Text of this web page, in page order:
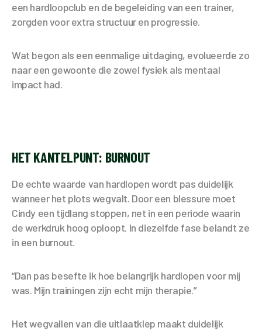
een hardloopclub en de begeleiding van een trainer,
zorgden voor extra structuur en progressie.
Wat begon als een eenmalige uitdaging, evolueerde zo
naar een gewoonte die zowel fysiek als mentaal
impact had.
HET KANTELPUNT: BURNOUT
De echte waarde van hardlopen wordt pas duidelijk
wanneer het plots wegvalt. Door een blessure moet
Cindy een tijdlang stoppen, net in een periode waarin
de werkdruk hoog oploopt. In diezelfde fase belandt ze
in een burnout.
“Dan pas besefte ik hoe belangrijk hardlopen voor mij
was. Mijn trainingen zijn echt mijn therapie.”
Het wegvallen van die uitlaatklep maakt duidelijk